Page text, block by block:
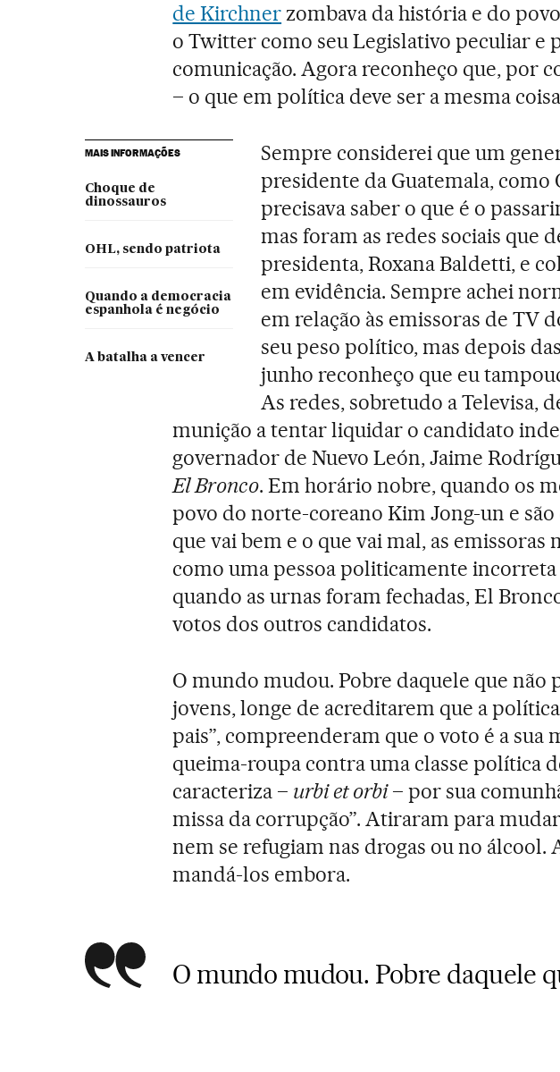
de Kirchner zombava da história e do
o Twitter como seu Legislativo peculiar e
comunicação. Agora reconheço que, por
– o que em política deve ser a mesma
MAIS INFORMAÇÕES
Choque de
dinossauros
OHL, sendo patriota
Quando a democracia
espanhola é negócio
A batalha a vencer
Sempre considerei que um
presidente da Guatemala, como
precisava saber o que é o
mas foram as redes sociais que
presidenta, Roxana Baldetti, e
em evidência. Sempre achei
em relação às emissoras de TV
seu peso político, mas depois
junho reconheço que eu
As redes, sobretudo a Televisa,
munição a tentar liquidar o candidato
governador de Nuevo León, Jaime
El Bronco. Em horário nobre, quando os
povo do norte-coreano Kim Jong-un e
que vai bem e o que vai mal, as
como uma pessoa politicamente incorreta
quando as urnas foram fechadas, El
votos dos outros candidatos.
O mundo mudou. Pobre daquele que não
jovens, longe de acreditarem que a
pais”, compreenderam que o voto é a sua
queima-roupa contra uma classe política
caracteriza – urbi et orbi– por sua
missa da corrupção”. Atiraram para
nem se refugiam nas drogas ou no álcool.
mandá-los embora.
O mundo mudou. Pobre daquele